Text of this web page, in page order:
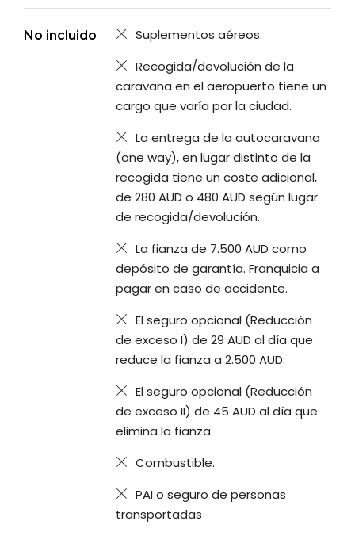
No incluido
Suplementos aéreos.
Recogida/devolución de la
caravana en el aeropuerto tiene un
cargo que varía por la ciudad.
La entrega de la autocaravana
(one way), en lugar distinto de la
recogida tiene un coste adicional,
de 280 AUD o 480 AUD según lugar
de recogida/devolución.
La fianza de 7.500 AUD como
depósito de garantía. Franquicia a
pagar en caso de accidente.
El seguro opcional (Reducción
de exceso I) de 29 AUD al día que
reduce la fianza a 2.500 AUD.
El seguro opcional (Reducción
de exceso II) de 45 AUD al día que
elimina la fianza.
Combustible.
PAI o seguro de personas
transportadas